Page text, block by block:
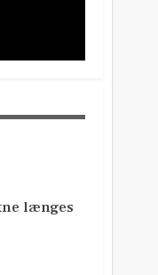
længes